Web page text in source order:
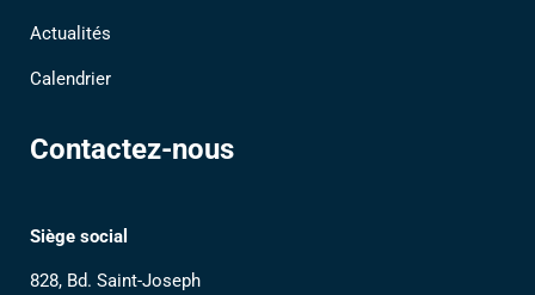
Actualités
Calendrier
Contactez-nous
Siège social
828, Bd. Saint-Joseph